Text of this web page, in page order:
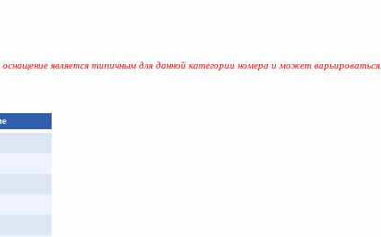
является типичным для данной категории номера и может варьироваться.